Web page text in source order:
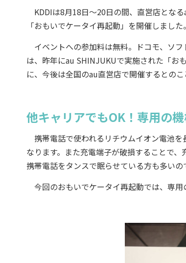
KDDIは8月18日～20日の間、直営店とな
「おもいでケータイ再起動」を開催しました。
イベントへの参加料は無料。ドコモ、ソ
は、昨年にau SHINJUKUで実施された「お
に、今後は全国のau直営店で開催するとのこ
他キャリアでもOK！専用の
携帯電話で使われるリチウムイオン電池
なります。また充電端子が破損することで
携帯電話をタンスで眠らせている方も多いの
今回のおもいでケータイ再起動では、専用